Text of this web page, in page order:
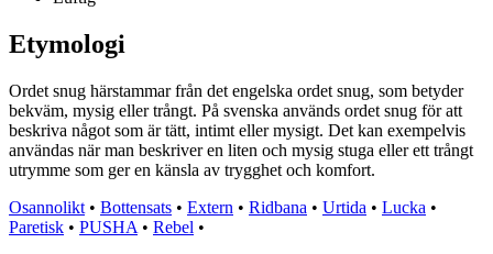
Etymologi
Ordet snug härstammar från det engelska ordet snug, som betyder
bekväm, mysig eller trångt. På svenska används ordet snug för att
beskriva något som är tätt, intimt eller mysigt. Det kan exempelvis
användas när man beskriver en liten och mysig stuga eller ett trångt
utrymme som ger en känsla av trygghet och komfort.
Osannolikt • Bottensats • Extern • Ridbana • Urtida • Lucka •
Paretisk • PUSHA • Rebel •